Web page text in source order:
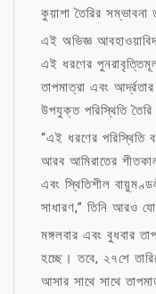
কুয়াশা তৈরির
এই অভিজ্ঞ
এই ধরণের
তাপমাত্রা এবং
উপযুক্ত পরিস্থিতি
“এই ধরণের
আরব আমিরাতের
এবং স্থিতিশীল
সাধারণ,” তিনি আরও
মঙ্গলবার এবং বুধবার
হচ্ছে। তবে, ২৭শে
আসার সাথে সাথে